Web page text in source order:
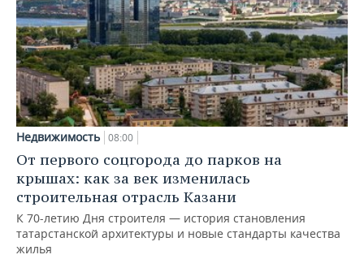
Недвижимость 08:00
От первого соцгорода до парков на
крышах: как за век изменилась
строительная отрасль Казани
К 70-летию Дня строителя — история становления
татарстанской архитектуры и новые стандарты качества
жилья